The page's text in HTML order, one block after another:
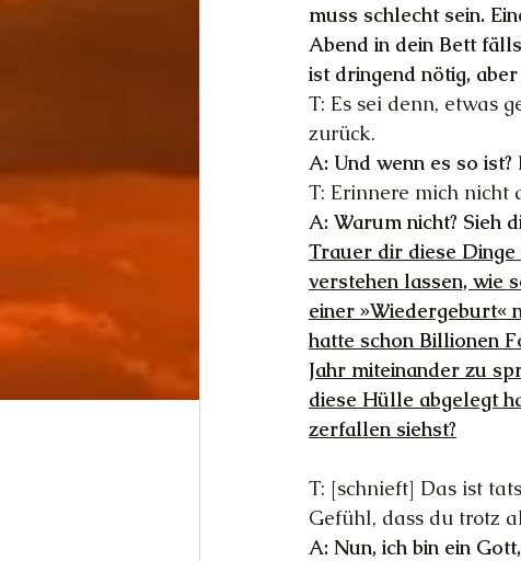
muss schlecht sein.
Abend in dein Bett
ist dringend nötig,
T: Es sei denn, etwas
zurück.
A: Und wenn es so
T: Erinnere mich nicht
A: Warum nicht? Sieh
Trauer dir diese
verstehen lassen, wie
einer »Wiedergeburt«
hatte schon Billionen
Jahr miteinander zu
diese Hülle abgelegt
zerfallen siehst?
T: [schnieft] Das ist
Gefühl, dass du trotz
A: Nun, ich bin ein